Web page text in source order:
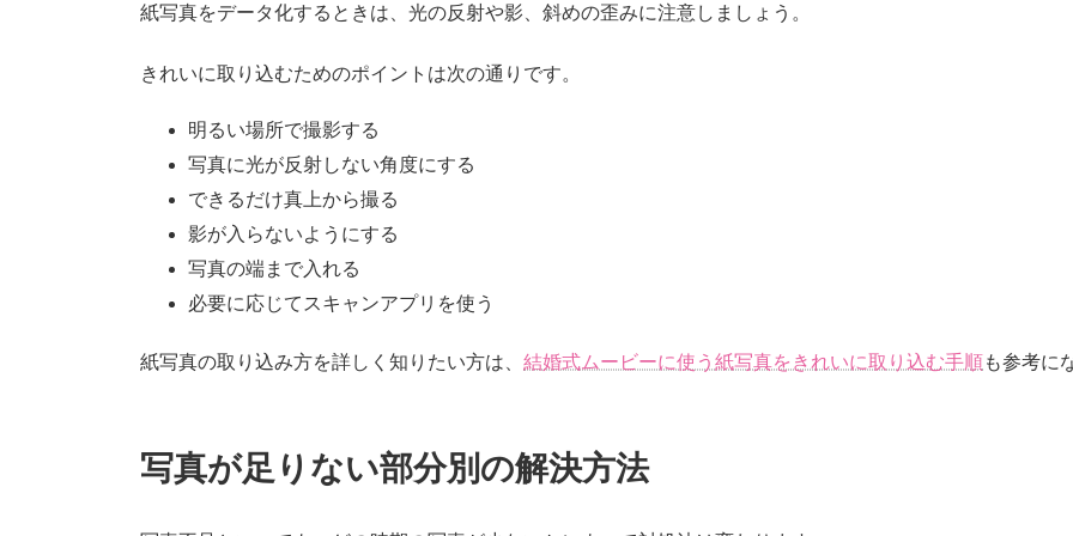
紙写真をデータ化するときは、光の反射や影、斜めの歪みに注意しましょう。
きれいに取り込むためのポイントは次の通りです。
明るい場所で撮影する
写真に光が反射しない角度にする
できるだけ真上から撮る
影が入らないようにする
写真の端まで入れる
必要に応じてスキャンアプリを使う
紙写真の取り込み方を詳しく知りたい方は、 結婚式ムービーに使う紙写真をきれいに取り込む手順も参考に
写真が足りない部分別の解決方法